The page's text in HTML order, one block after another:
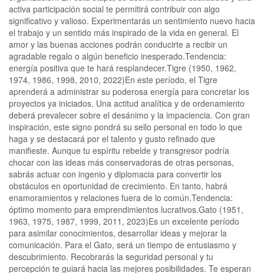
activa participación social te permitirá contribuir con algo
significativo y valioso. Experimentarás un sentimiento nuevo hacia
el trabajo y un sentido más inspirado de la vida en general. El
amor y las buenas acciones podrán conducirte a recibir un
agradable regalo o algún beneficio inesperado.Tendencia:
energía positiva que te hará resplandecer.Tigre (1950, 1962,
1974, 1986, 1998, 2010, 2022)En este período, el Tigre
aprenderá a administrar su poderosa energía para concretar los
proyectos ya iniciados. Una actitud analítica y de ordenamiento
deberá prevalecer sobre el desánimo y la impaciencia. Con gran
inspiración, este signo pondrá su sello personal en todo lo que
haga y se destacará por el talento y gusto refinado que
manifieste. Aunque tu espíritu rebelde y transgresor podría
chocar con las ideas más conservadoras de otras personas,
sabrás actuar con ingenio y diplomacia para convertir los
obstáculos en oportunidad de crecimiento. En tanto, habrá
enamoramientos y relaciones fuera de lo común.Tendencia:
óptimo momento para emprendimientos lucrativos.Gato (1951,
1963, 1975, 1987, 1999, 2011, 2023)Es un excelente período
para asimilar conocimientos, desarrollar ideas y mejorar la
comunicación. Para el Gato, será un tiempo de entusiasmo y
descubrimiento. Recobrarás la seguridad personal y tu
percepción te guiará hacia las mejores posibilidades. Te esperan